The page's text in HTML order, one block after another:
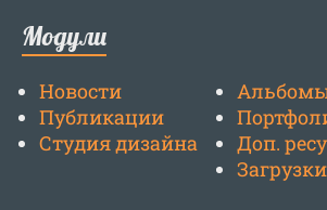
Модули
Новости
Публикации
Студия дизайна
Доп.
Загрузки